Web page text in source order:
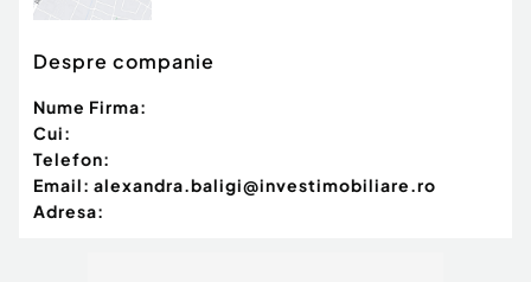
Despre companie
Nume Firma:
Cui:
Telefon:
Email: alexandra.baligi@investimobiliare.ro
Adresa: